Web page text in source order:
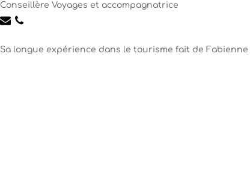
Conseillère Voyages et accompagnatrice
Sa longue expérience dans le tourisme fait de